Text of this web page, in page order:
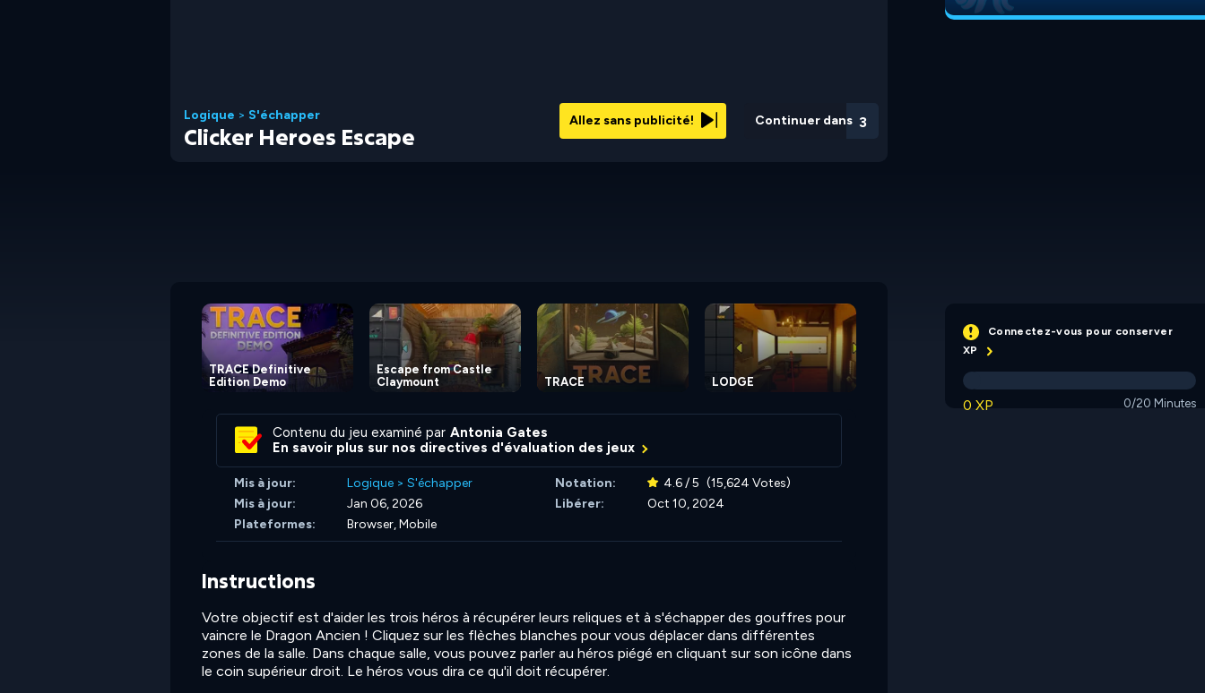
Continuer dans 3
Allez sans publicité!
Logique > S'échapper
Clicker Heroes Escape
TRACE Definitive
Edition Demo
Escape from Castle
Claymount
TRACE LODGE 100 Doors Challenge
Contenu du jeu examiné par Antonia Gates
En savoir plus sur nos directives d'évaluation des jeux
Mis à jour: Logique > S'échapper Notation: 4.6 / 5 (15,624 Votes)
Mis à jour:
Jan 06, 2026 Libérer:
Oct 10, 2024
Plateformes:
Browser, Mobile
Instructions
Votre objectif est d'aider les trois héros à récupérer leurs reliques et à s'échapper des gouffres pour
vaincre le Dragon Ancien ! Cliquez sur les flèches blanches pour vous déplacer dans différentes
zones de la salle. Dans chaque salle, vous pouvez parler au héros piégé en cliquant sur son icône dans
le coin supérieur droit. Le héros vous dira ce qu'il doit récupérer.
Connectez-vous pour conserver
XP
0 XP 0/20 Minutes